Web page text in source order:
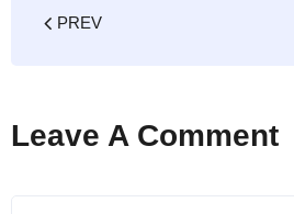
PREV
Leave A Comment